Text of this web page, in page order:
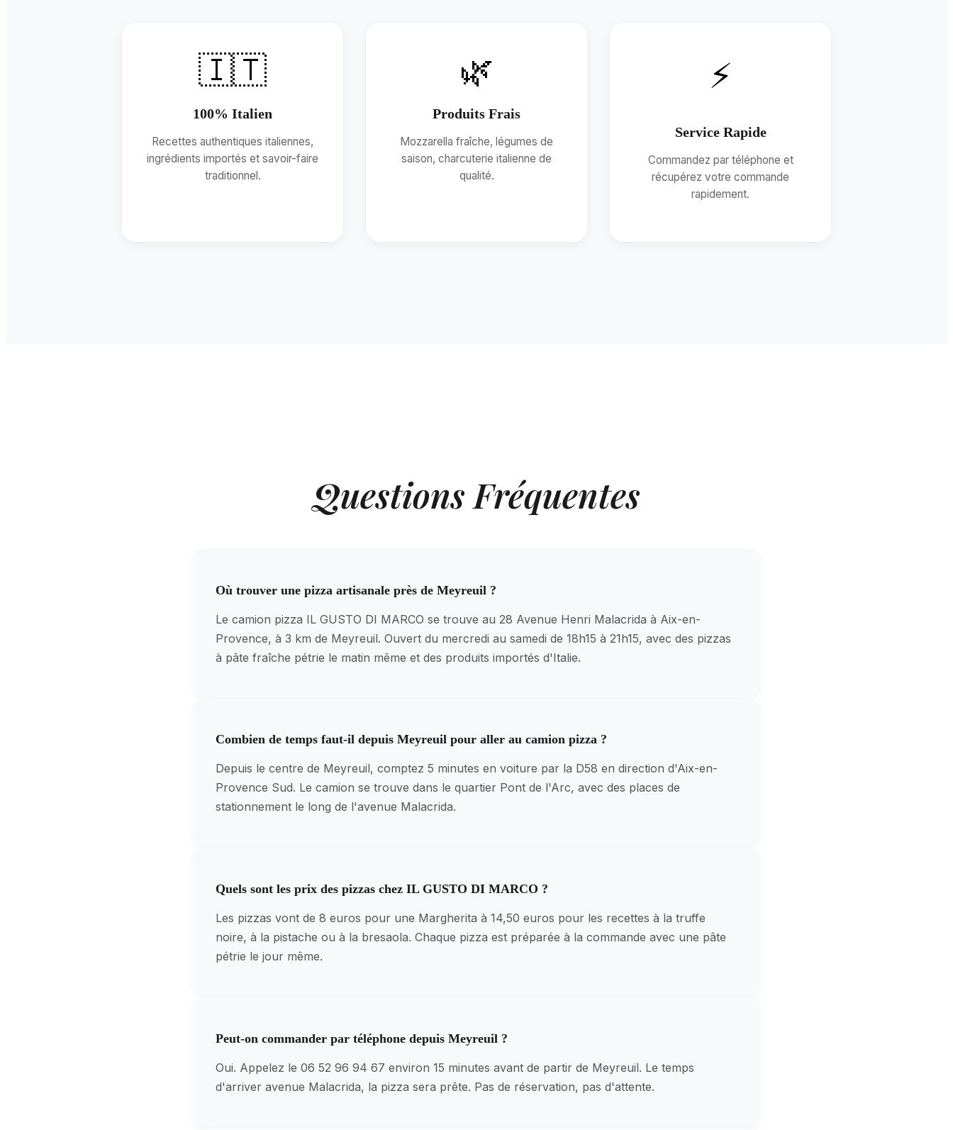
🇮🇹
100% Italien
Recettes authentiques italiennes,
ingrédients importés et savoir-faire
traditionnel.
🌿
Produits Frais
Mozzarella fraîche, légumes de
saison, charcuterie italienne de
qualité.
⚡
Service Rapide
Commandez par téléphone et
récupérez votre commande
rapidement.
Questions Fréquentes
Où trouver une pizza artisanale près de Meyreuil ?
Le camion pizza IL GUSTO DI MARCO se trouve au 28 Avenue Henri Malacrida à Aix-en-
Provence, à 3 km de Meyreuil. Ouvert du mercredi au samedi de 18h15 à 21h15, avec des pizzas
à pâte fraîche pétrie le matin même et des produits importés d'Italie.
Combien de temps faut-il depuis Meyreuil pour aller au camion pizza ?
Depuis le centre de Meyreuil, comptez 5 minutes en voiture par la D58 en direction d'Aix-en-
Provence Sud. Le camion se trouve dans le quartier Pont de l'Arc, avec des places de
stationnement le long de l'avenue Malacrida.
Quels sont les prix des pizzas chez IL GUSTO DI MARCO ?
Les pizzas vont de 8 euros pour une Margherita à 14,50 euros pour les recettes à la truffe
noire, à la pistache ou à la bresaola. Chaque pizza est préparée à la commande avec une pâte
pétrie le jour même.
Peut-on commander par téléphone depuis Meyreuil ?
Oui. Appelez le 06 52 96 94 67 environ 15 minutes avant de partir de Meyreuil. Le temps
d'arriver avenue Malacrida, la pizza sera prête. Pas de réservation, pas d'attente.